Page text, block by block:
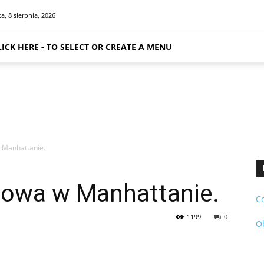
8 sierpnia, 2026
HERE - TO SELECT OR CREATE A MENU
w Manhattanie.
0
1199